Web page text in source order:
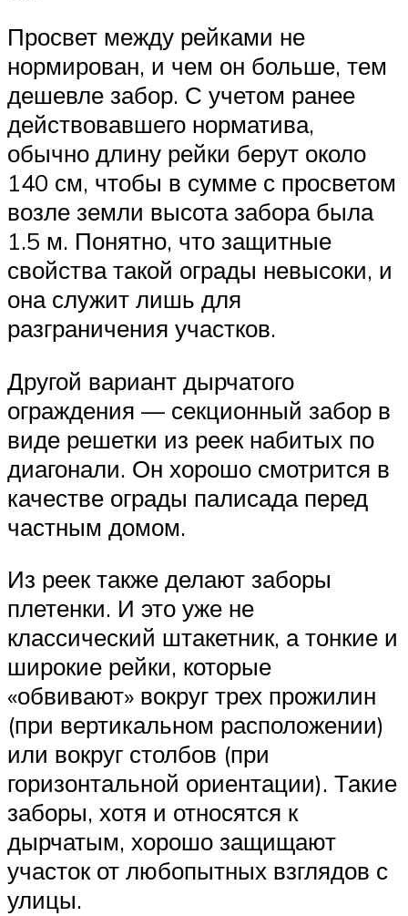
Просвет между рейками не
нормирован, и чем он больше, тем
дешевле забор. С учетом ранее
действовавшего норматива,
обычно длину рейки берут около
140 см, чтобы в сумме с просветом
возле земли высота забора была
1.5 м. Понятно, что защитные
свойства такой ограды невысоки, и
она служит лишь для
разграничения участков.
Другой вариант дырчатого
ограждения — секционный забор в
виде решетки из реек набитых по
диагонали. Он хорошо смотрится в
качестве ограды палисада перед
частным домом.
Из реек также делают заборы
плетенки. И это уже не
классический штакетник, а тонкие и
широкие рейки, которые
«обвивают» вокруг трех прожилин
(при вертикальном расположении)
или вокруг столбов (при
горизонтальной ориентации). Такие
заборы, хотя и относятся к
дырчатым, хорошо защищают
участок от любопытных взглядов с
улицы.